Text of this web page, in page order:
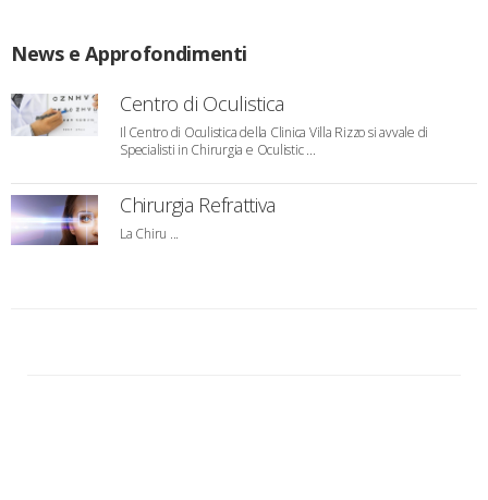
News e Approfondimenti
Centro di Oculistica
Il Centro di Oculistica della Clinica Villa Rizzo si avvale di
Specialisti in Chirurgia e Oculistic ...
Chirurgia Refrattiva
La Chiru ...